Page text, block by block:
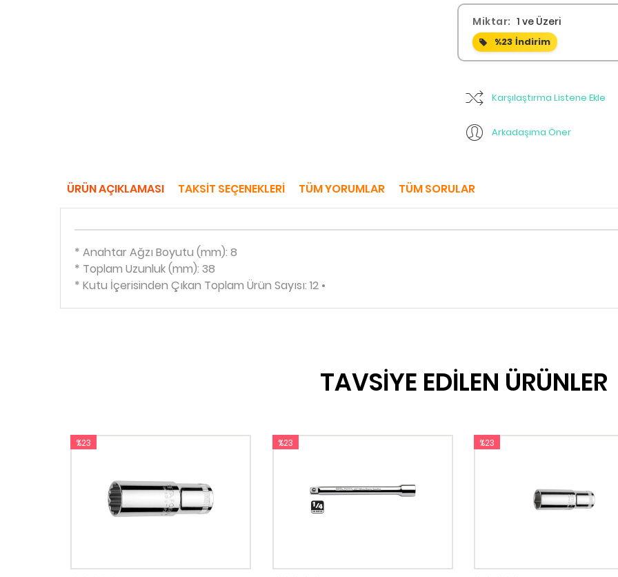
Miktar: 1 ve Üzeri
%23 İndirim
Karşılaştırma Listene Ekle
Arkadaşıma Öner
ÜRÜN AÇIKLAMASI TAKSIT SEÇENEKLERI TÜM YORUMLAR TÜM SORULAR
* Anahtar Ağzı Boyutu (mm): 8
* Toplam Uzunluk (mm): 38
* Kutu İçerisinden Çıkan Toplam Ürün Sayısı: 12 •
TAVSİYE EDİLEN ÜRÜNLER
%23 %23 %23